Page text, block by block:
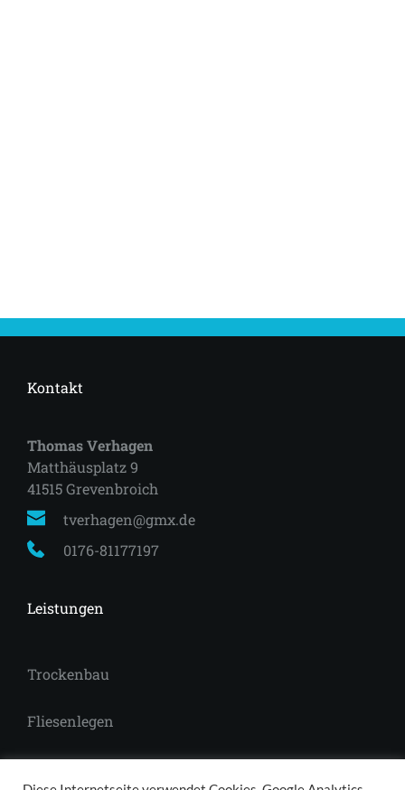
Kontakt
Thomas Verhagen
Matthäusplatz 9
41515 Grevenbroich
tverhagen@gmx.de
0176-81177197
Leistungen
Trockenbau
Fliesenlegen